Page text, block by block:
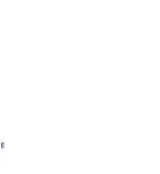
Fenster
neuem Fenster